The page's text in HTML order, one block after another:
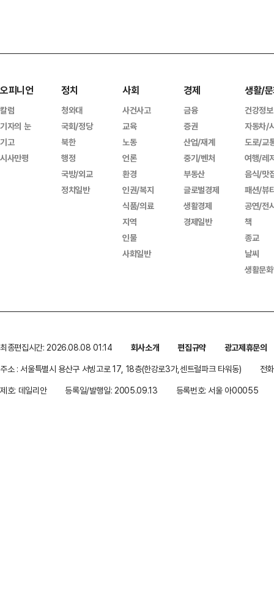
오피니언
칼럼
기자의 눈
기고
시사만평
정치
청와대
국회/정당
북한
행정
국방/외교
정치일반
사회
사건사고
교육
노동
언론
환경
인권/복지
식품/의료
지역
인물
사회일반
경제
금융
증권
산업/재계
중기/벤처
부동산
글로벌경제
생활경제
경제일반
생활/
건강정보
자동차/
도로/교
여행/레
음식/맛
패션/뷰
공연/전
책
종교
날씨
생활문
최종편집시간: 2026.08.08 01:14 회사소개 편집규약
광고제휴문의
주소 : 서울특별시 용산구 서빙고로 17, 18층(한강로3가,센트럴파크 타워동)
전
제호: 데일리안
등록일/발행일: 2005.09.13 등록번호: 서울 아00055